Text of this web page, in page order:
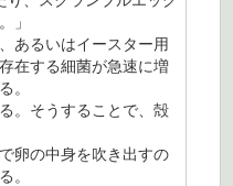
」
あるいはイースター用
在する細菌が急速に増
。
。そうすることで、殻
卵の中身を吹き出すの
。